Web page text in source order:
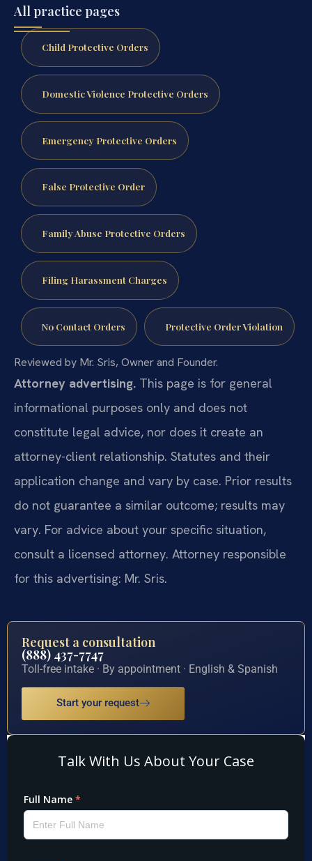
All practice pages
Child Protective Orders
Domestic Violence Protective Orders
Emergency Protective Orders
False Protective Order
Family Abuse Protective Orders
Filing Harassment Charges
No Contact Orders Protective Order Violation
Reviewed by Mr. Sris, Owner and Founder.
Attorney advertising. This page is for general
informational purposes only and does not
constitute legal advice, nor does it create an
attorney-client relationship. Statutes and their
application change and vary by case. Prior results
do not guarantee a similar outcome; results may
vary. For advice about your specific situation,
consult a licensed attorney. Attorney responsible
for this advertising: Mr. Sris.
Request a consultation
(888) 437-7747
Toll-free intake · By appointment · English & Spanish
Start your request